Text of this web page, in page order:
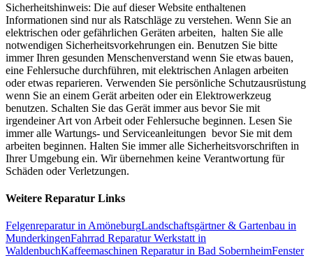
Sicherheitshinweis: Die auf dieser Website enthaltenen
Informationen sind nur als Ratschläge zu verstehen. Wenn Sie an
elektrischen oder gefährlichen Geräten arbeiten, halten Sie alle
notwendigen Sicherheitsvorkehrungen ein. Benutzen Sie bitte
immer Ihren gesunden Menschenverstand wenn Sie etwas bauen,
eine Fehlersuche durchführen, mit elektrischen Anlagen arbeiten
oder etwas reparieren. Verwenden Sie persönliche Schutzausrüstung
wenn Sie an einem Gerät arbeiten oder ein Elektrowerkzeug
benutzen. Schalten Sie das Gerät immer aus bevor Sie mit
irgendeiner Art von Arbeit oder Fehlersuche beginnen. Lesen Sie
immer alle Wartungs- und Serviceanleitungen bevor Sie mit dem
arbeiten beginnen. Halten Sie immer alle Sicherheitsvorschriften in
Ihrer Umgebung ein. Wir übernehmen keine Verantwortung für
Schäden oder Verletzungen.
Weitere Reparatur Links
Felgenreparatur in AmöneburgLandschaftsgärtner & Gartenbau in
MunderkingenFahrrad Reparatur Werkstatt in
WaldenbuchKaffeemaschinen Reparatur in Bad SobernheimFenster